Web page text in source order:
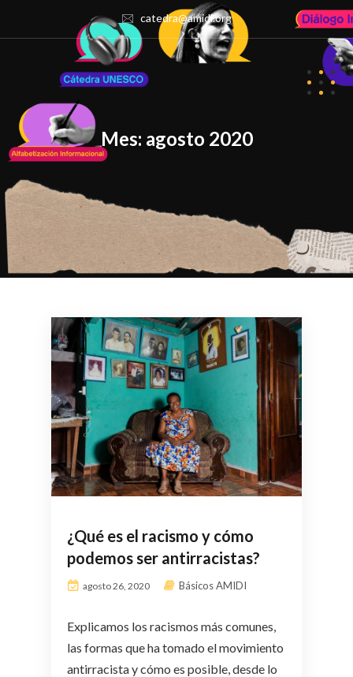
catedra@amidi.org
Mes: agosto 2020
¿Qué es el racismo y cómo
podemos ser antirracistas?
agosto 26, 2020 Básicos AMIDI
Explicamos los racismos más comunes,
las formas que ha tomado el movimiento
antirracista y cómo es posible, desde lo